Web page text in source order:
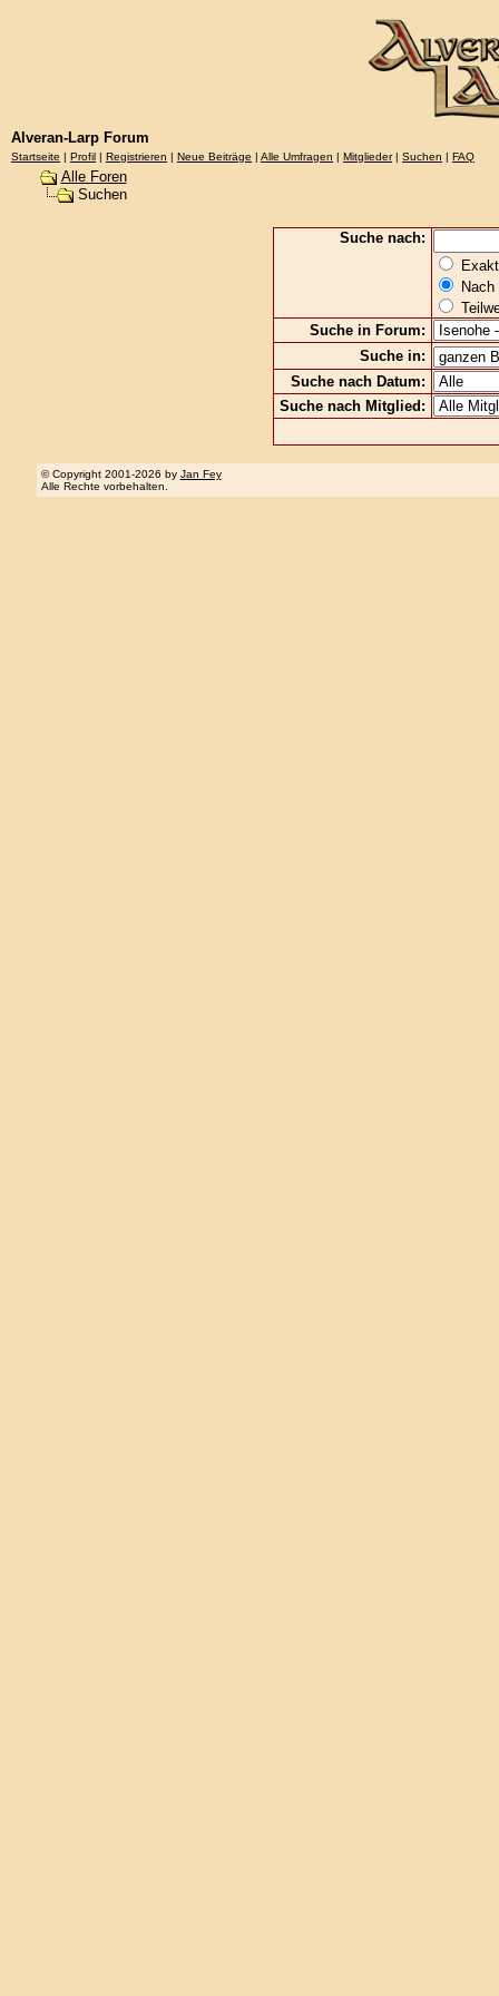
Alveran-Larp Forum
Startseite | Profil | Registrieren | Neue Beiträge | Alle Umfragen | Mitglieder| Suchen | FAQ
Alle Foren
Suchen
Suche nach:
Suche in Forum:
Suche in:
Suche nach Datum:
Suche nach Mitglied:
© Copyright 2001-2026 by Jan Fey
Alle Rechte vorbehalten.